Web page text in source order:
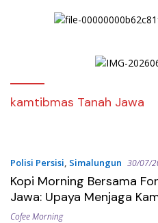
kamtibmas Tanah Jawa
Polisi Persisi, Simalungun 30/07/
Kopi Morning Bersama
Jawa: Upaya Menjaga
Pilkada 2024
Cofee Morning